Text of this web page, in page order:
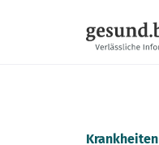
Krankheiten